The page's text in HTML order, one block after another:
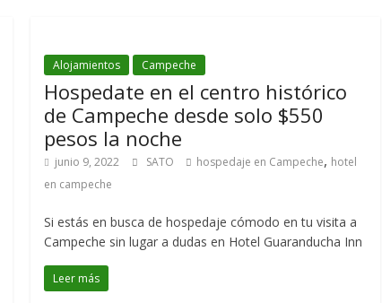
Alojamientos Campeche
Hospedate en el centro histórico
de Campeche desde solo $550
pesos la noche
junio 9, 2022 SATO hospedaje en Campeche, hotel
en campeche
Si estás en busca de hospedaje cómodo en tu visita a
Campeche sin lugar a dudas en Hotel Guaranducha Inn
Leer más